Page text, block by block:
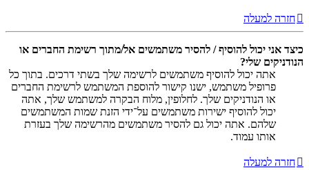
חזרה למעלה
כיצד אני יכול להוסיף / להסיר משתמשים אל/מתוך רשימת החברים או
הנודניקים שלי?
אתה יכול להוסיף משתמשים לרשימה שלך בשתי דרכים. בתוך כל
פרופיל משתמש, ישנו קישור להוספת המשתמש לרשימת החברים
או הנודניקים שלך. לחלופין, מלוח הבקרה למשתמש שלך, אתה
יכול להוסיף ישירות משתמשים על־ידי הזנת שמות המשתמשים
שלהם. אתה יכול גם להסיר משתמשים מהרשימה שלך בעזרת
אותו עמוד.
חזרה למעלה